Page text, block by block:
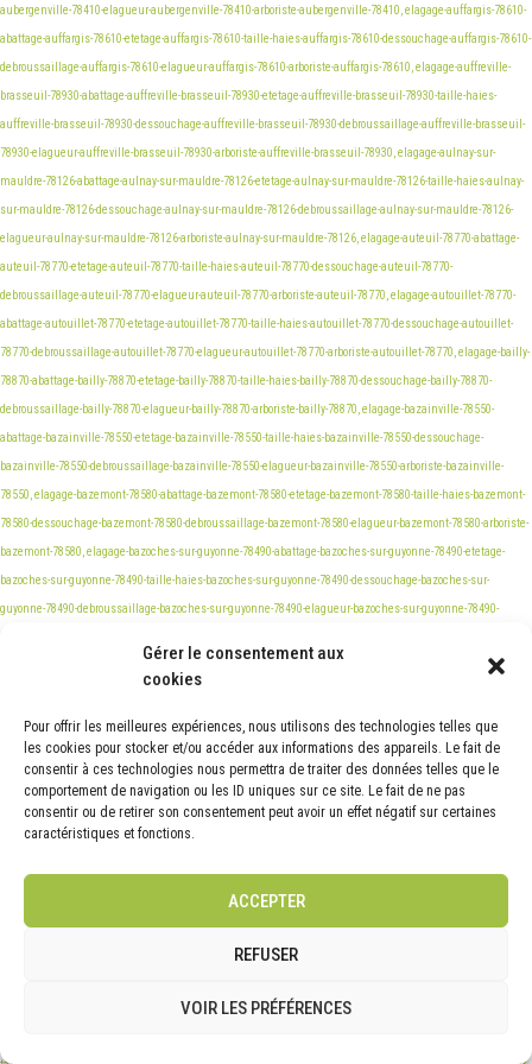
Gérer le consentement aux
cookies
Pour offrir les meilleures expériences, nous utilisons des technologies telles que
les cookies pour stocker et/ou accéder aux informations des appareils. Le fait de
consentir à ces technologies nous permettra de traiter des données telles que le
comportement de navigation ou les ID uniques sur ce site. Le fait de ne pas
consentir ou de retirer son consentement peut avoir un effet négatif sur certaines
caractéristiques et fonctions.
ACCEPTER
REFUSER
VOIR LES PRÉFÉRENCES